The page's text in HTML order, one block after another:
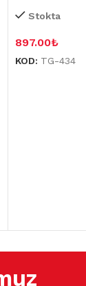
Stokta
897.00₺
KOD: TG-434